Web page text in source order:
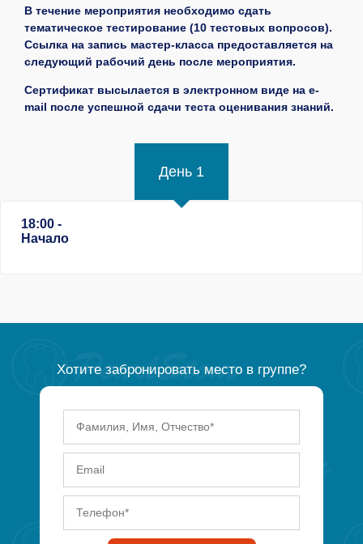
В течение мероприятия необходимо сдать
тематическое тестирование (10 тестовых вопросов).
Ссылка на запись мастер-класса предоставляется на
следующий рабочий день после мероприятия.
Сертификат высылается в электронном виде на e-
mail после успешной сдачи теста оценивания знаний.
День 1
18:00 -
Начало
Хотите забронировать место в группе?